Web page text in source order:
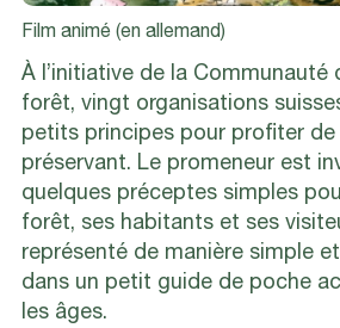
Film animé (en allemand)
À l’initiative de la Communauté
forêt, vingt organisations
petits principes pour profiter
préservant. Le promeneur est
quelques préceptes simples
forêt, ses habitants et ses
représenté de manière simple
dans un petit guide de poche
les âges.